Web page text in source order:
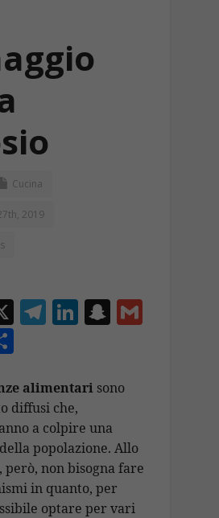
Cucina
2019
X T
gr
a
m
Li
e
n
S
p
h
at
G
C
n
di
vi
di
alimentarisono
diffusi che,
a colpire una
popolazione. Allo
però, non bisogna fare
in quanto, per
optare per vari